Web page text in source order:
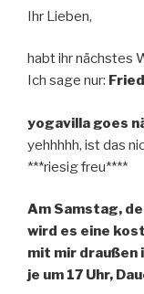
Ihr Lieben,
habt ihr nächstes
Ich sage nur:
yogavilla goes
yehhhhh, ist das
***riesig freu****
Am Samstag,
wird es eine
mit mir draußen
je um 17 Uhr,